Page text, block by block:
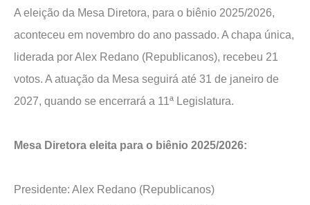
A eleição da Mesa Diretora, para o biênio 2025/2026,
aconteceu em novembro do ano passado. A chapa única,
liderada por Alex Redano (Republicanos), recebeu 21
votos. A atuação da Mesa seguirá até 31 de janeiro de
2027, quando se encerrará a 11ª Legislatura.
Mesa Diretora eleita para o biênio 2025/2026:
Presidente: Alex Redano (Republicanos)